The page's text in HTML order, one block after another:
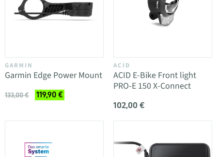
GARMIN
Garmin Edge Power Mount
133,00 € 119,90 €
ACID
ACID E-Bike Front light
PRO-E 150 X-Connect
102,00 €